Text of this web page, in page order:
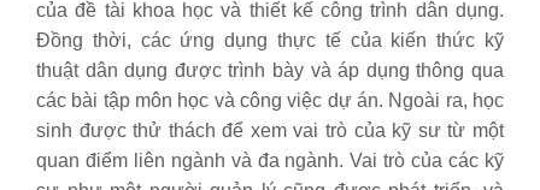
của đề tài khoa học và thiết kế công trình dân dụng.
Đồng thời, các ứng dụng thực tế của kiến ​​thức kỹ
thuật dân dụng được trình bày và áp dụng thông qua
các bài tập môn học và công việc dự án. Ngoài ra, học
sinh được thử thách để xem vai trò của kỹ sư từ một
quan điểm liên ngành và đa ngành. Vai trò của các kỹ